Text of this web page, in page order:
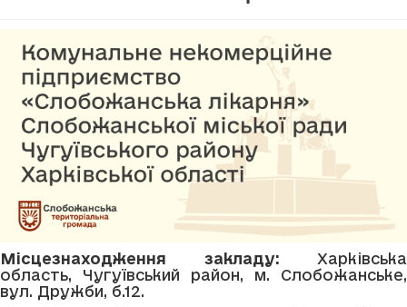
Місцезнаходження закладу: Харківська
область, Чугуївський район, м. Слобожанське,
вул. Дружби, б.12.